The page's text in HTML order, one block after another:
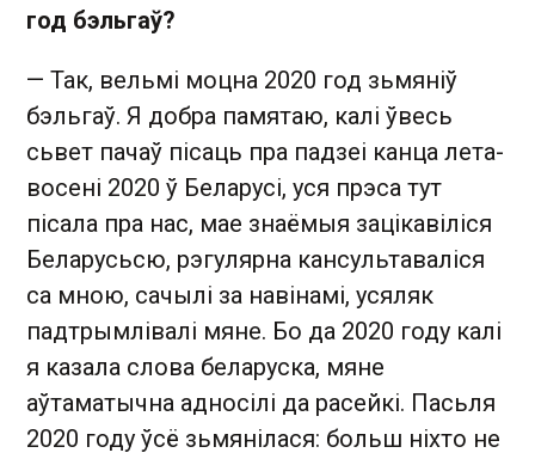
год бэльгаў?
— Так, вельмі моцна 2020 год зьмяніў
бэльгаў. Я добра памятаю, калі ўвесь
сьвет пачаў пісаць пра падзеі канца лета-
восені 2020 ў Беларусі, уся прэса тут
пісала пра нас, мае знаёмыя зацікавіліся
Беларусьсю, рэгулярна кансультаваліся
са мною, сачылі за навінамі, усяляк
падтрымлівалі мяне. Бо да 2020 году калі
я казала слова беларуска, мяне
аўтаматычна адносілі да расейкі. Пасьля
2020 году ўсё зьмянілася: больш ніхто не